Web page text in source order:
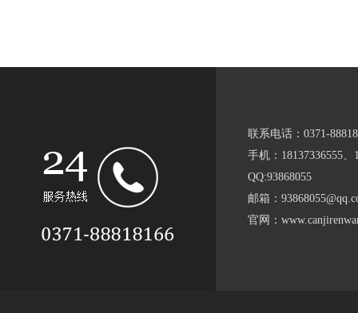
联系电话：0371-
手机：18137336555、
QQ:93868055
邮箱：
官网：